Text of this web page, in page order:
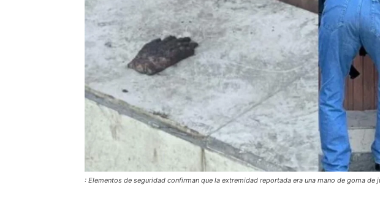
: Elementos de seguridad confirman que la extremidad reportada era una mano de goma de